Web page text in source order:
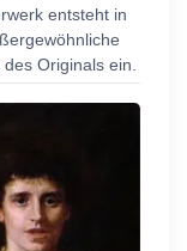
entsteht in
Originals ein.